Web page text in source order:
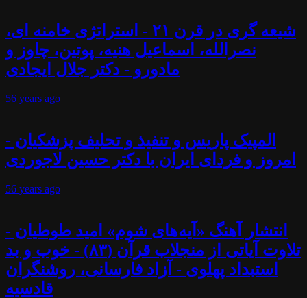
شیعه گری در قرن ۲۱ - استراتژی خامنه ای،
نصرالله، اسماعیل هنیه، پوتین، چاوز و
مادورو - دکتر جلال ایجادی
56 years ago
المپیک پاریس و تنفیذ و تحلیف پزشکیان -
امروز و فردای ایران با دکتر حسین لاجوردی
56 years ago
انتشار آهنگ «آیه‌های شوم» امید طوطیان -
تلاوت آیاتی از منجلاب قرآن (۸۳) - خوب و بد
استبداد پهلوی - آزاد فارسانی، روشنگران
قادسیه